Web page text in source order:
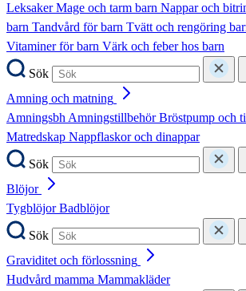
LeksakerMage och tarm barn Nappar och
barn Tandvård för barn Tvätt och rengöring
Vitaminer för barn Värk och feber hos barn
Sök
Amning och matning
AmningsbhAmningstillbehörBröstpump och
Matredskap Nappflaskor och dinappar
Sök
Blöjor
TygblöjorBadblöjor
Sök
Graviditet och förlossning
Hudvård mamma Mammakläder